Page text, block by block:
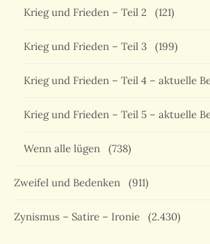
Krieg und Frieden – Teil 2 (121)
Krieg und Frieden – Teil 3 (199)
Krieg und Frieden – Teil 4 – aktuelle
Krieg und Frieden – Teil 5 – aktuelle
Wenn alle lügen (738)
Zweifel und Bedenken (911)
Zynismus – Satire – Ironie (2.430)